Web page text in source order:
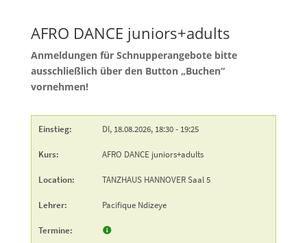
AFRO DANCE juniors+adults
Anmeldungen für Schnupperangebote bitte
ausschließlich über den Button „Buchen“
vornehmen!